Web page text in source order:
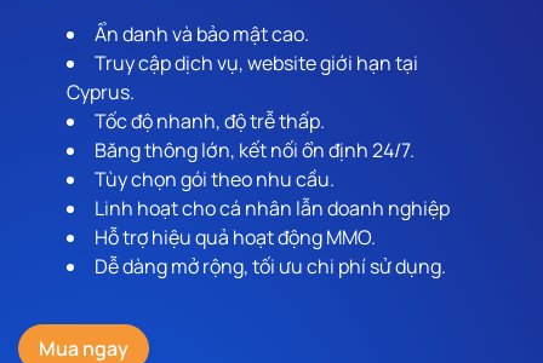
Ẩn danh và bảo mật cao.
Truy cập dịch vụ, website giới hạn tại
Cyprus.
Tốc độ nhanh, độ trễ thấp.
Băng thông lớn, kết nối ổn định 24/7.
Tùy chọn gói theo nhu cầu.
Linh hoạt cho cá nhân lẫn doanh nghiệp
Hỗ trợ hiệu quả hoạt động MMO.
Dễ dàng mở rộng, tối ưu chi phí sử dụng.
Mua ngay